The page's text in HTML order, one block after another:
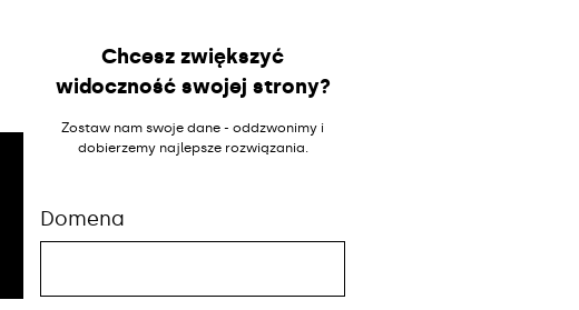
Chcesz zwiększyć
widoczność swojej strony?
Zostaw nam swoje dane - oddzwonimy i
dobierzemy najlepsze rozwiązania.
Domena